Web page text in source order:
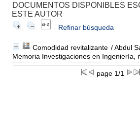
DOCUMENTOS DISPONIBLES
ESTE AUTOR
Refinar búsqueda
Comodidad revitalizante / Abdul
Memoria Investigaciones en Ingeniería,
page 1/1